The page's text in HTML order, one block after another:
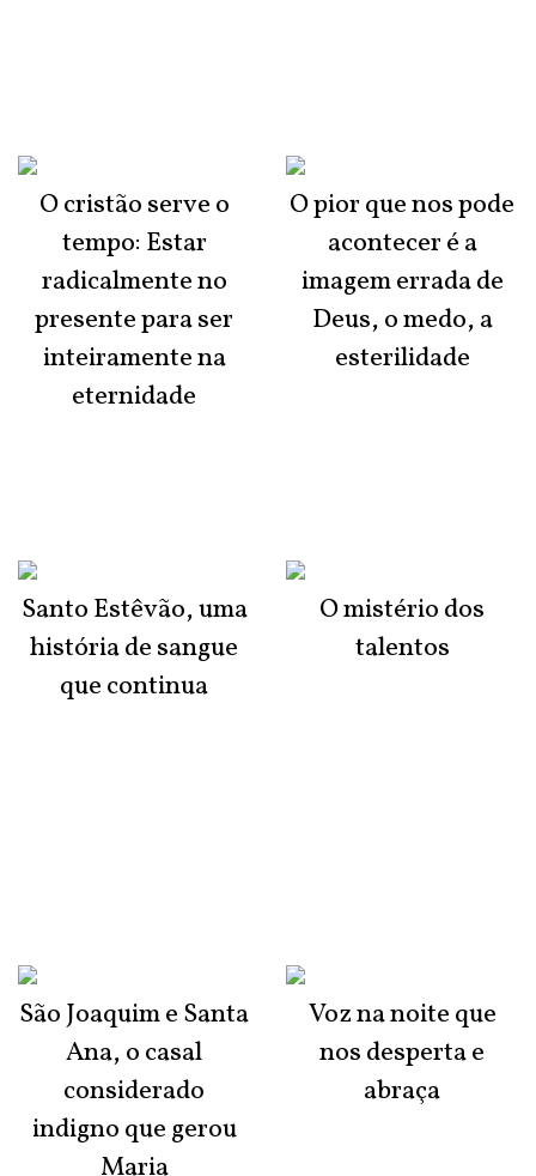
O cristão serve o
tempo: Estar
radicalmente no
presente para ser
inteiramente na
eternidade
Santo Estêvão, uma
história de sangue
que continua
São Joaquim e Santa
Ana, o casal
considerado
indigno que gerou
O pior que nos pode
acontecer é a
imagem errada de
Deus, o medo, a
esterilidade
O mistério dos
talentos
Voz na noite que
nos desperta e
abraça